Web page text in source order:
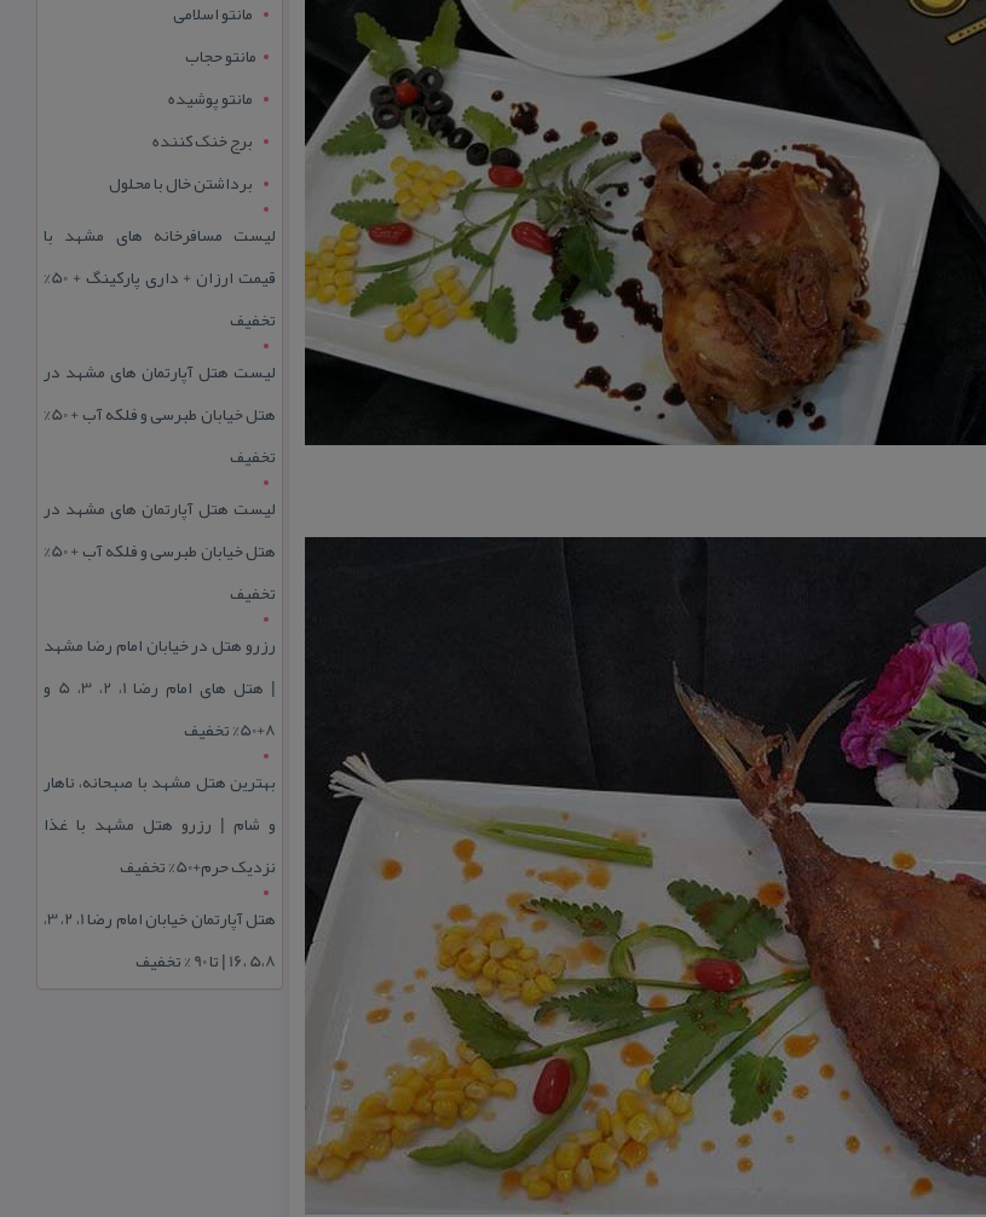
مانتو اسلامی
مانتو حجاب
مانتو پوشیده
برج خنک کننده
برداشتن خال با محلول
لیست مسافرخانه های مشهد با
قیمت ارزان + داری پارکینگ + 50%
تخفیف
لیست هتل آپارتمان های مشهد در
هتل خیابان طبرسی و فلکه آب + 50%
تخفیف
لیست هتل آپارتمان های مشهد در
هتل خیابان طبرسی و فلکه آب + 50%
تخفیف
رزرو هتل در خیابان امام رضا مشهد
| هتل‌ های امام رضا 1، 2، 3، 5 و
8+50% تخفیف
بهترین هتل مشهد با صبحانه، ناهار
و شام | رزرو هتل مشهد با غذا
نزدیک حرم+50% تخفیف
هتل آپارتمان خیابان امام رضا 1، 2، 3،
5،8 ،16 | تا 90 % تخفیف